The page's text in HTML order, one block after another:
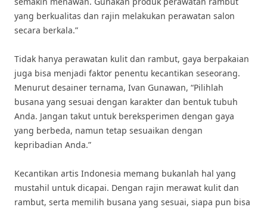
yang berkualitas dan rajin melakukan perawatan salon
secara berkala.”
Tidak hanya perawatan kulit dan rambut, gaya berpakaian
juga bisa menjadi faktor penentu kecantikan seseorang.
Menurut desainer ternama, Ivan Gunawan, “Pilihlah
busana yang sesuai dengan karakter dan bentuk tubuh
Anda. Jangan takut untuk bereksperimen dengan gaya
yang berbeda, namun tetap sesuaikan dengan
kepribadian Anda.”
Kecantikan artis Indonesia memang bukanlah hal yang
mustahil untuk dicapai. Dengan rajin merawat kulit dan
rambut, serta memilih busana yang sesuai, siapa pun bisa